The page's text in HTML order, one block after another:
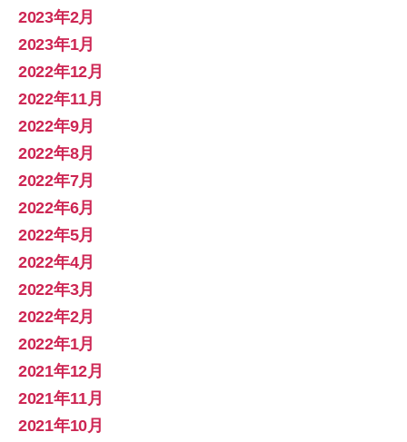
2023年2月
2023年1月
2022年12月
2022年11月
2022年9月
2022年8月
2022年7月
2022年6月
2022年5月
2022年4月
2022年3月
2022年2月
2022年1月
2021年12月
2021年11月
2021年10月